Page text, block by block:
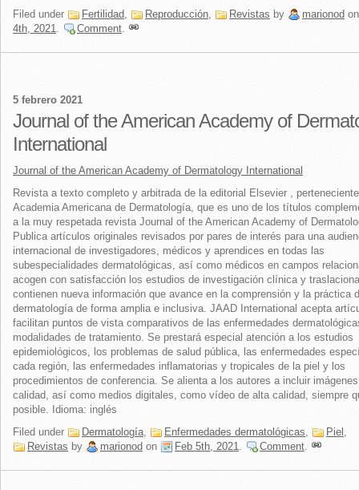
Filed under
Fertilidad, Reproducción, Revistas by marionod
4th, 2021. Comment.
5 febrero 2021
Journal of the American Academy of
International
Journal of the American Academy of Dermatology International
Revista a texto completo y arbitrada de la editorial Elsevier ,
Academia Americana de Dermatología, que es uno de los títulos
a la muy respetada revista Journal of the American Academy of
Publica artículos originales revisados por pares de interés para una
internacional de investigadores, médicos y aprendices en todas las
subespecialidades dermatológicas, así como médicos en campos
acogen con satisfacción los estudios de investigación clínica y
contienen nueva información que avance en la comprensión y la práctica
dermatología de forma amplia e inclusiva. JAAD International acepta
facilitan puntos de vista comparativos de las enfermedades
modalidades de tratamiento. Se prestará especial atención a los estudios
epidemiológicos, los problemas de salud pública, las enfermedades
cada región, las enfermedades inflamatorias y tropicales de la piel y los
procedimientos de conferencia. Se alienta a los autores a incluir
calidad, así como medios digitales, como vídeo de alta calidad, siempre
posible. Idioma: inglés
Filed under
Dermatología, Enfermedades dermatológicas, Piel ,
Revistas by marionod on Feb 5th, 2021. Comment.